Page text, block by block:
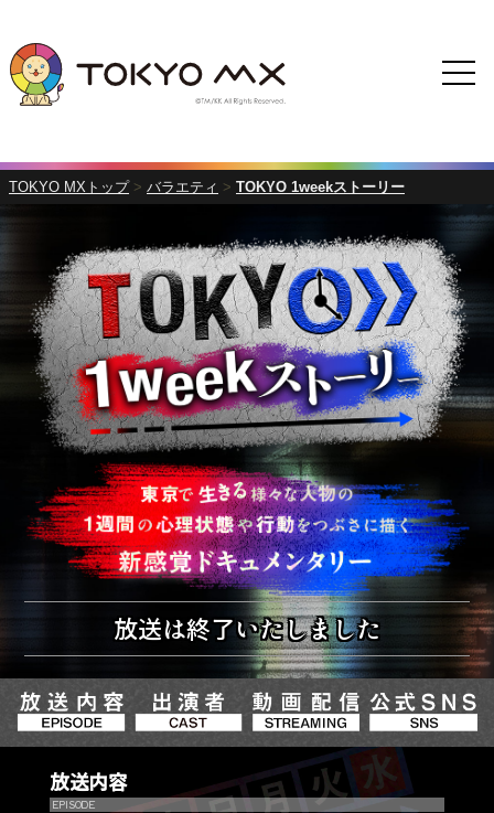
TOKYO MXトップ> バラエティ > TOKYO 1weekストーリー
放送は終了いたしました
放送内容
EPISODE